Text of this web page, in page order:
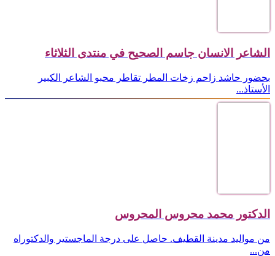
الشاعر الانسان جاسم الصحيح في منتدى الثلاثاء
بحضور حاشد زاحم زخات المطر تقاطر محبو الشاعر الكبير
الأستاذ...
الدكتور محمد محروس المحروس
من مواليد مدينة القطيف. حاصل على درجة الماجستير والدكتوراه
من...